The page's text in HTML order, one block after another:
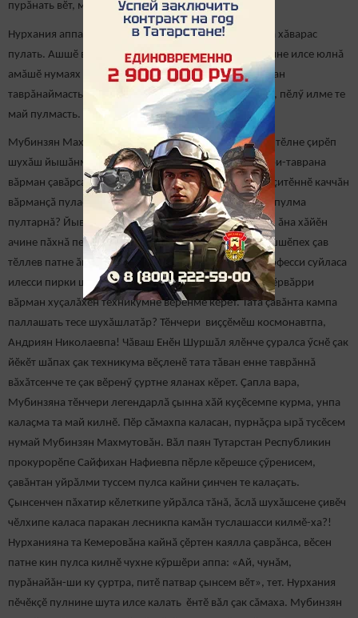
пурăнать вӗт, мӗн тӑвӑн, – тет вӑл.
Нурхания аппа тăлăх ача пулса ӳсни çинчен те каласа хăварас
пулать. Ашшӗ вӑрҫа кайнӑ хыҫҫӑн, тӑватӑ ачине ытамне илсе юлнă
амăшӗ нумаях пурăнаймасть, вилет. Ашшӗ те вӑрҫӑран
таврăнаймасть. Çирӗп, ӑс-тăнлӑ Нурханияна вӗренсе, пӗлӳ илме те
май пулмасть.
Мубинзян Махмутов вара йӗкӗт пулса çитӗннӗ вăхăт тӗлне çирӗп
шухăш йышăнма ӗлкӗрет – вӑл лесничи пулатех. Йӗри-таврана
вăрман çавăрса илнӗ ялта, лесниксен çемйинче ӳссе çитӗннӗ каччăн
вӑрманҫӑ пулассисӗр пуҫне, тата мӗнле ӗмӗт-тӗллев пулма
пултарнă? Йывăçсене пурнăç паракан, хунав лартсан ăна хăйĕн
ачине пăхнă пекех ӳстерекен пуласси. Тата ӗмӗр тӑршшӗпех ҫав
тӗллев патне ӑнтӑлать те. Лесничисӗр пуҫне урӑх професси суйласа
илесси пирки шухӑш та кӗмест ăна. Чăваш Енӗн Сӗнтӗрвӑрри
вӑрман хуçалăхӗн техникумне вӗренме кӗрет. Тата çавăнта кампа
паллашать тесе шухăшлатăр? Тӗнчери виҫҫӗмӗш космонавтпа,
Андриян Николаевпа! Чăваш Енӗн Шуршăл ялӗнче ҫуралса ӳснӗ çак
йӗкӗт шӑпах ҫак техникума вӗçленӗ тата тăван енне таврăннă
вăхăтсенче те çак вӗренӳ çуртне яланах кӗрет. Ҫапла вара,
Мубинзяна тӗнчери легендарлӑ ҫынна хӑй куҫӗсемпе курма, унпа
калаҫма та май килнӗ. Пӗр сӑмахпа каласан, пурнăçра ырă тусӗсем
нумай Мубинзян Махмутовăн. Вӑл паян Тутарстан Республикин
прокурорӗпе Сайфихан Нафиевпа пӗрле кӗрешсе çӳренисем,
çавăнтан уйрӑлми туссем пулса кайни ҫинчен те калаçать.
Çынсенчен пăхатир кӗлеткипе уйрăлса тăнă, ăслă шухăшсене çивӗч
чӗлхипе каласа паракан лесникпа камăн туслашасси килмӗ-ха?!
Нурханияна та Кемеровӑна кайнӑ ҫӗртен каялла çаврăнса, вӗсен
патне кин пулса килнӗ чухне кӳршӗри аппа: «Ай, чунăм,
пурăнайăн-ши ку çуртра, питӗ патвар çынсем вӗт», тет. Нурхания
пӗчӗкçӗ пулнине шута илсе калать ӗнтӗ вăл çак сăмаха. Мубинзян